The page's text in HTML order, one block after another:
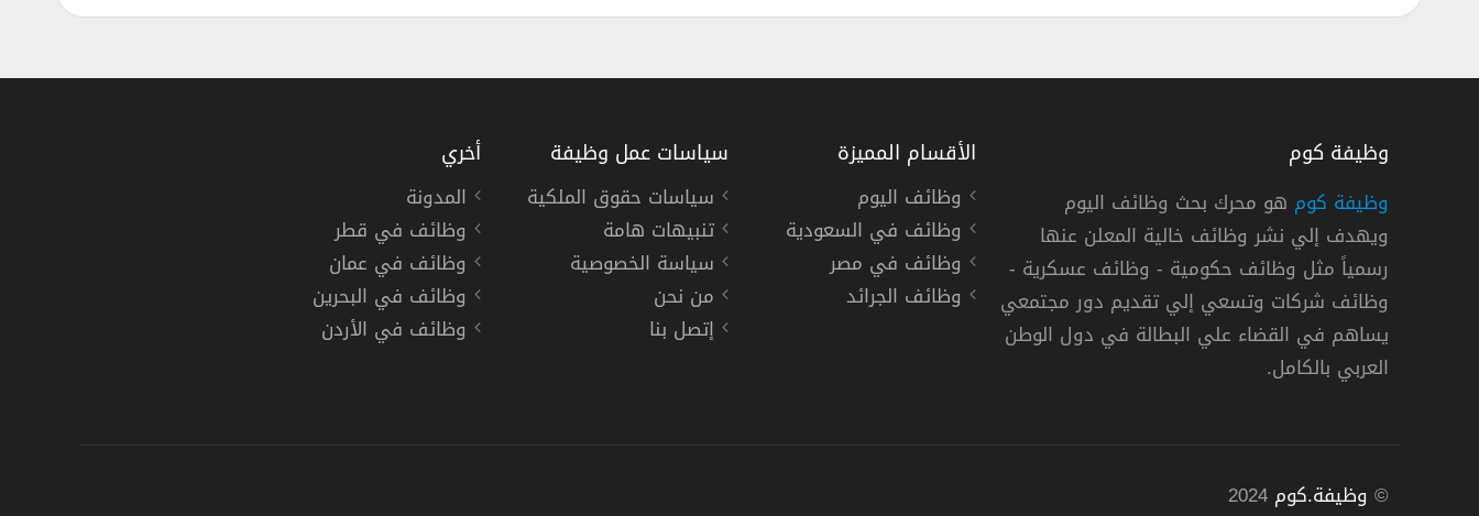
شركة الخطوط الجوية السعودية توفر 7 وظائف للدبلوم فأعلي في الرياض وجدة والدمام
الخطوط الجوية السعودية
جدة الدمام
وظيفة كوم
وظيفة كوم هو محرك بحث وظائف اليوم
ويهدف إلي نشر وظائف خالية المعلن عنها
رسمياً مثل وظائف حكومية - وظائف عسكرية -
وظائف شركات وتسعي إلي تقديم دور مجتمعي
يساهم في القضاء علي البطالة في دول الوطن
العربي بالكامل.
الأقسام المميزة
وظائف اليوم
وظائف في السعودية
وظائف في مصر
وظائف الجرائد
سياسات عمل وظيفة
سياسات حقوق الملكية
تنبيهات هامة
سياسة الخصوصية
من نحن
إتصل بنا
أخري
المدونة
وظائف في قطر
وظائف في عمان
وظائف في البحرين
وظائف في الأردن
© وظيفة.كوم